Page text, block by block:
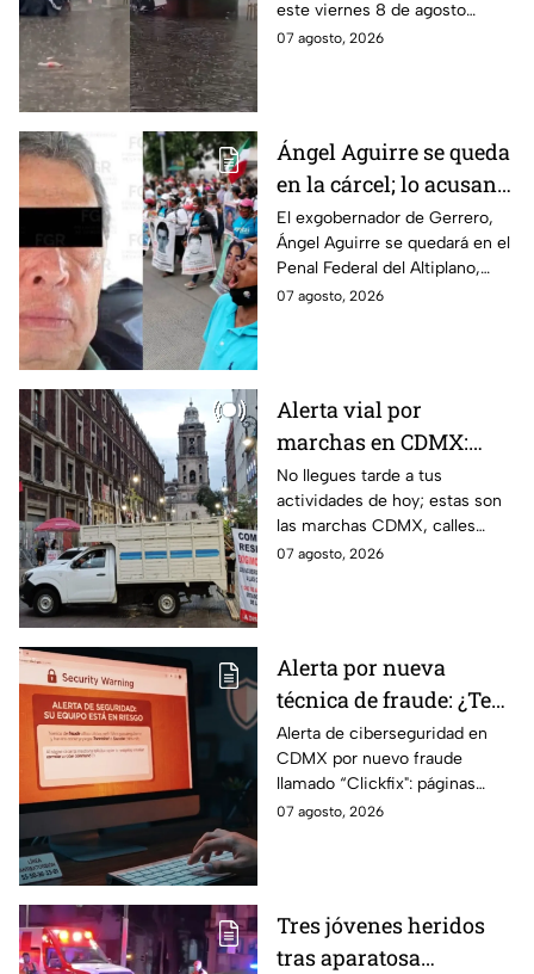
agosto
este viernes 8 de agosto
provocó inundaciones y otras
07 agosto, 2026
Ángel Aguirre se queda
en la cárcel; lo acusan
de destruir
información del caso
Ayotzinapa
El exgobernador de Gerrero,
Ángel Aguirre se quedará en el
Penal Federal del Altiplano,
luego de que fue detenido ayer
07 agosto, 2026
Alerta vial por
marchas en CDMX:
Manifestantes retiran
bloqueo en Canela y Eje
3 Sur, colonia Granjas
México
No llegues tarde a tus
actividades de hoy; estas son
las marchas CDMX, calles
cerradas y bloqueos que
07 agosto, 2026
Alerta por nueva
técnica de fraude: ¿Te
piden copiar códigos
extraños en la PC?
Cuidado, podrías ser
víctima del peligroso
Alerta de ciberseguridad en
CDMX por nuevo fraude
llamado “Clickfix": páginas
falsas que engañan para
07 agosto, 2026
Tres jóvenes heridos
tras aparatosa